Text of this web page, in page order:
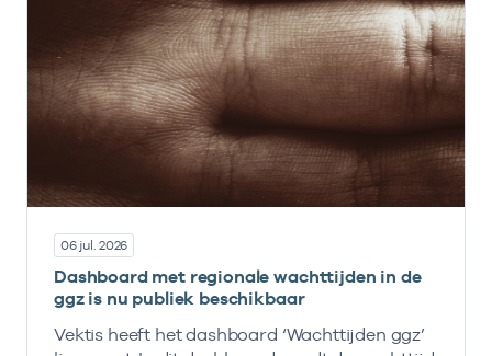
06 jul. 2026
Dashboard met regionale wachttijden in de
ggz is nu publiek beschikbaar
Vektis heeft het dashboard ‘Wachttijden ggz’